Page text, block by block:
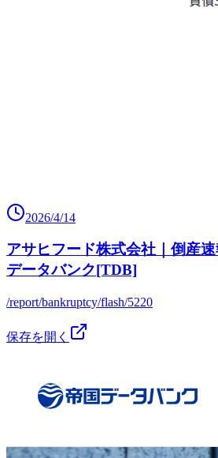
2026/4/14
アサヒフード株式会社｜倒産
データバンク[TDB]
/report/bankruptcy/flash/5220
保存を開く